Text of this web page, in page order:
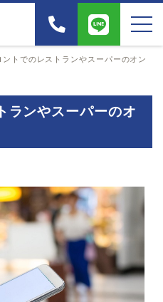
ントでのレストランやスーパーのオン
ランやスーパーのオ